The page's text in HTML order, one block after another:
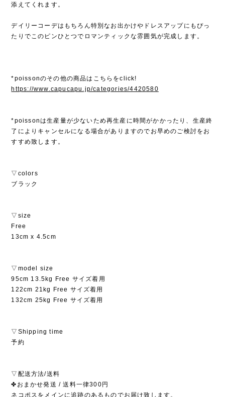
添えてくれます。
デイリーコーデはもちろん特別なお出かけやドレスアップにもぴっ
たりでこのピンひとつでロマンティックな雰囲気が完成します。
*poissonのその他の商品はこちらをclick!
https://www.capucapu.jp/categories/4420580
*poissonは生産量が少ないため再生産に時間がかかったり、生産終
了によりキャンセルになる場合がありますのでお早めのご検討をお
すすめ致します。
▽colors
ブラック
▽size
Free
13cm x 4.5cm
▽model size
95cm 13.5kg Free サイズ着用
122cm 21kg Free サイズ着用
132cm 25kg Free サイズ着用
▽Shipping time
予約
▽配送方法/送料
✤おまかせ発送 / 送料一律300円
ネコポスをメインに追跡のあるものでお届け致します。